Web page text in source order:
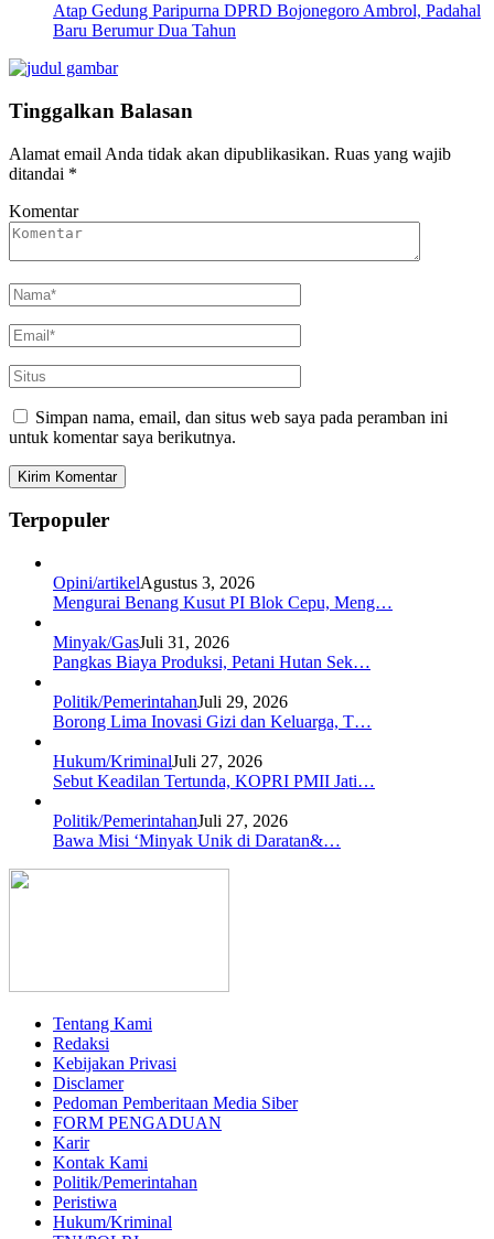
Atap Gedung Paripurna DPRD Bojonegoro Ambrol, Padahal
Baru Berumur Dua Tahun
Tinggalkan Balasan
Alamat email Anda tidak akan dipublikasikan. Ruas yang wajib
ditandai *
Komentar
Simpan nama, email, dan situs web saya pada peramban ini
untuk komentar saya berikutnya.
Terpopuler
Opini/artikelAgustus 3, 2026
Mengurai Benang Kusut PI Blok Cepu, Meng…
Minyak/GasJuli 31, 2026
Pangkas Biaya Produksi, Petani Hutan Sek…
Politik/PemerintahanJuli 29, 2026
Borong Lima Inovasi Gizi dan Keluarga, T…
Hukum/KriminalJuli 27, 2026
Sebut Keadilan Tertunda, KOPRI PMII Jati…
Politik/PemerintahanJuli 27, 2026
Bawa Misi ‘Minyak Unik di Daratan&…
Tentang Kami
Redaksi
Kebijakan Privasi
Disclamer
Pedoman Pemberitaan Media Siber
FORM PENGADUAN
Karir
Kontak Kami
Politik/Pemerintahan
Peristiwa
Hukum/Kriminal